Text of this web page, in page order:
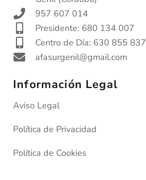
957 607 014
Presidente: 680 134 007
Centro de Día: 630 855 837
afasurgenil@gmail.com
Información Legal
Aviso Legal
Política de Privacidad
Política de Cookies